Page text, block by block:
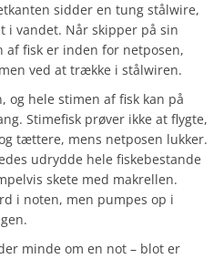
sidder en tung stålwire,
i vandet. Når skipper på sin
fisk er inden for netposen,
ved at trække i stålwiren.
og hele stimen af fisk kan på
Stimefisk prøver ikke at flygte,
tættere, mens netposen lukker.
udrydde hele fiskebestande
skete med makrellen.
i noten, men pumpes op i
minde om en not – blot er